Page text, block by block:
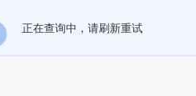
正在查询中，请刷新重试